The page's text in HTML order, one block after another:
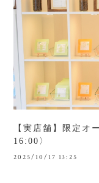
【実店舗】限定オ
16:00〉
2025/10/17 13:25